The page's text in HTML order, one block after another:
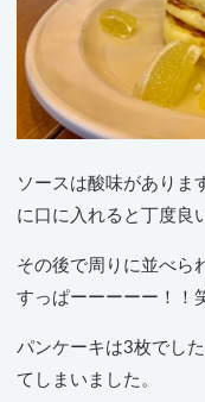
ソースは酸味がありま
に口に入れると丁度良
その後で周りに並べら
すっぱーーーーー！！
パンケーキは3枚でし
てしまいました。